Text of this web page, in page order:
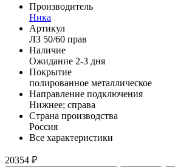
Производитель
Ника
Артикул
ЛЗ 50/60 прав
Наличие
Ожидание 2-3 дня
Покрытие
полированное металлическое
Направление подключения
Нижнее; справа
Страна производства
Россия
Все характеристики
20354 ₽